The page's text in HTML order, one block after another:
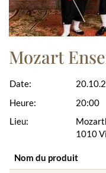
Mozart
Date:
Heure:
Lieu:
20:00
1010
Nom du produit